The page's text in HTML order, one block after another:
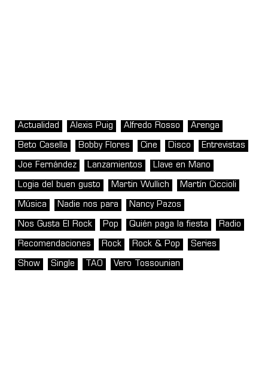
Actualidad Alexis Puig Alfredo Rosso Arenga
Beto Casella Bobby Flores Cine Disco Entrevistas
Joe Fernández Lanzamientos Llave en Mano
Logia del buen gusto Martin Wullich Martín Ciccioli
Música Nadie nos para Nancy Pazos
Nos Gusta El Rock Pop Quién paga la fiesta Radio
Recomendaciones Rock Rock & Pop Series
Show Single TAO Vero Tossounian